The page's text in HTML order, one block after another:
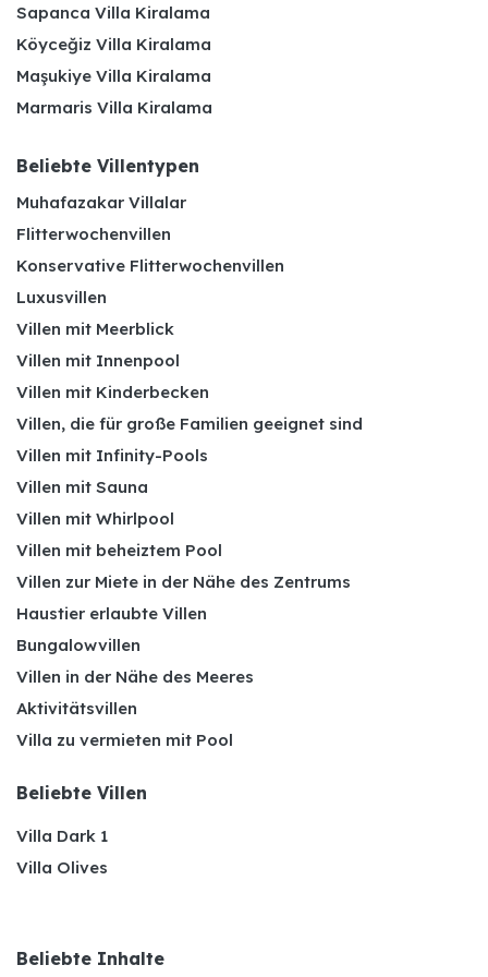
Sapanca Villa Kiralama
Köyceğiz Villa Kiralama
Maşukiye Villa Kiralama
Marmaris Villa Kiralama
Beliebte Villentypen
Muhafazakar Villalar
Flitterwochenvillen
Konservative Flitterwochenvillen
Luxusvillen
Villen mit Meerblick
Villen mit Innenpool
Villen mit Kinderbecken
Villen, die für große Familien geeignet sind
Villen mit Infinity-Pools
Villen mit Sauna
Villen mit Whirlpool
Villen mit beheiztem Pool
Villen zur Miete in der Nähe des Zentrums
Haustier erlaubte Villen
Bungalowvillen
Villen in der Nähe des Meeres
Aktivitätsvillen
Villa zu vermieten mit Pool
Beliebte Villen
Villa Dark 1
Villa Olives
Beliebte Inhalte